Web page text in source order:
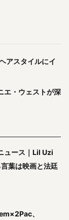
アスタイルにイ
エ・ウェストが深
ュース｜Lil Uzi
葉は映画と法廷
、